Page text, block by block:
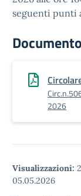
seguenti punti
2026
Visualizzazioni:
05.05.2026